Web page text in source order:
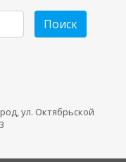
Поиск
ул. Октябрьской